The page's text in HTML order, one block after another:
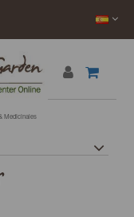
Medicinales